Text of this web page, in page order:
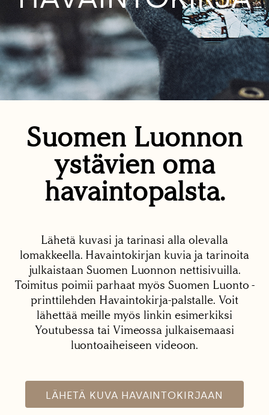
Suomen Luonnon
ystävien oma
havaintopalsta.
Lähetä kuvasi ja tarinasi alla olevalla
lomakkeella. Havaintokirjan kuvia ja tarinoita
julkaistaan Suomen Luonnon nettisivuilla.
Toimitus poimii parhaat myös Suomen Luonto -
printtilehden Havaintokirja-palstalle. Voit
lähettää meille myös linkin esimerkiksi
Youtubessa tai Vimeossa julkaisemaasi
luontoaiheiseen videoon.
LÄHETÄ KUVA HAVAINTOKIRJAAN